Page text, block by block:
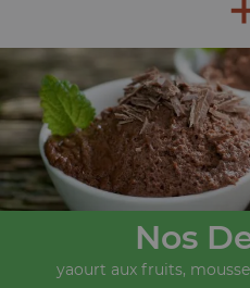
Nos
yaourt aux fruits,